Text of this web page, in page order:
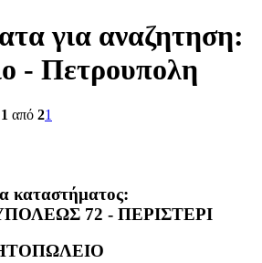
για αναζητηση:
- Πετρουπολη
1 από 21
καταστήματος:
72 - ΠΕΡΙΣΤΕΡΙ